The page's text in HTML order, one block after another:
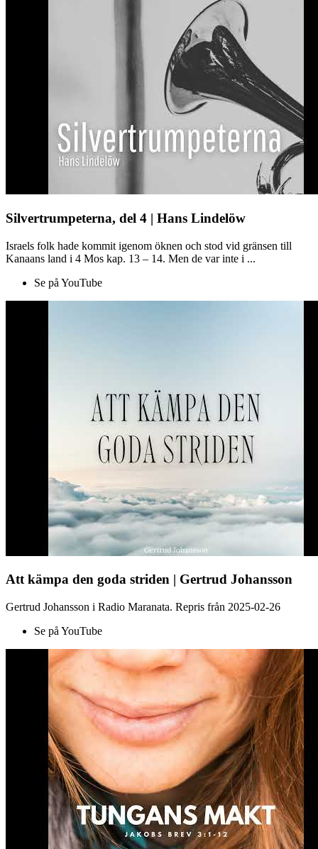
Silvertrumpeterna, del 4 | Hans Lindelöw
Israels folk hade kommit igenom öknen och stod vid gränsen till
Kanaans land i 4 Mos kap. 13 – 14. Men de var inte i ...
Se på YouTube
Att kämpa den goda striden | Gertrud Johansson
Gertrud Johansson i Radio Maranata. Repris från 2025-02-26
Se på YouTube